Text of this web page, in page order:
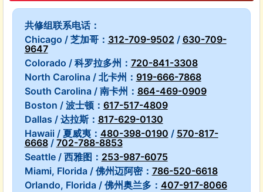
共修组联系电话：
Chicago / 芝加哥： 312-709-9502 / 630-709-
9647
Colorado / 科罗拉多州： 720-841-3308
North Carolina / 北卡州： 919-666-7868
South Carolina / 南卡州： 864-469-0909
Boston / 波士顿： 617-517-4809
Dallas / 达拉斯： 817-629-0130
Hawaii / 夏威夷： 480-398-0190 / 570-817-
6668/ 702-788-8853
Seattle / 西雅图： 253-987-6075
Miami, Florida / 佛州迈阿密： 786-520-6618
Orlando, Florida / 佛州奥兰多： 407-917-8066